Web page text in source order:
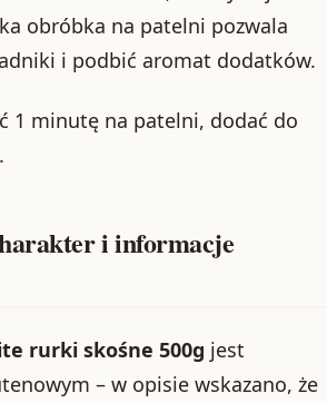
obróbka na patelni pozwala
i podbić aromat dodatków.
1 minutę na patelni, dodać do
i informacje
rurki skośne 500g jest
– w opisie wskazano, że